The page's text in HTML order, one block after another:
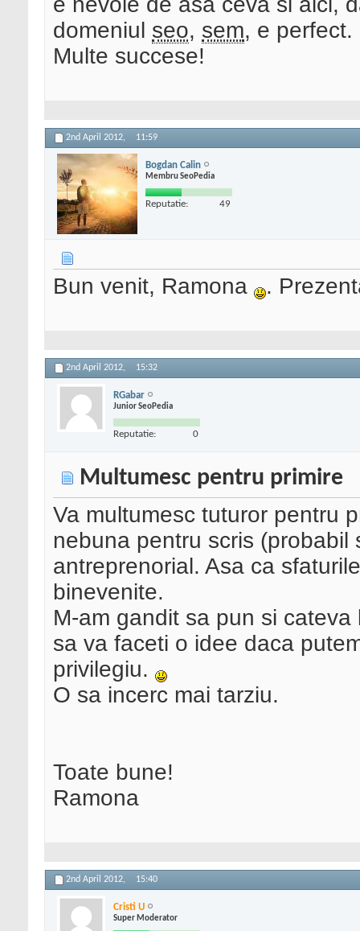
domeniul seo, sem, e perfect.
Multe succese!
2nd April 2012, 11:59
Bogdan Calin
Membru SeoPedia
Reputatie: 49
Bun venit, Ramona .
2nd April 2012, 15:32
RGabar
Junior SeoPedia
Reputatie: 0
Multumesc pentru primire
Va multumesc tuturor pentru
nebuna pentru scris
antreprenorial. Asa ca
binevenite.
M-am gandit sa pun si
sa va faceti o idee daca
privilegiu.
O sa incerc mai tarziu.
Toate bune!
Ramona
2nd April 2012, 15:40
Cristi U
Super Moderator